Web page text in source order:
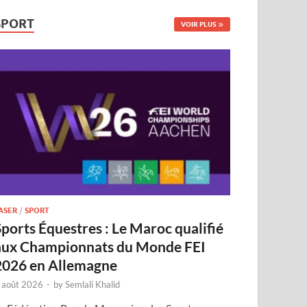
VOIR PLUS
/SPORT
Équestres : Le Maroc qualifié
Championnats du Monde FEI
en Allemagne
2026 - bySemlali Khalid